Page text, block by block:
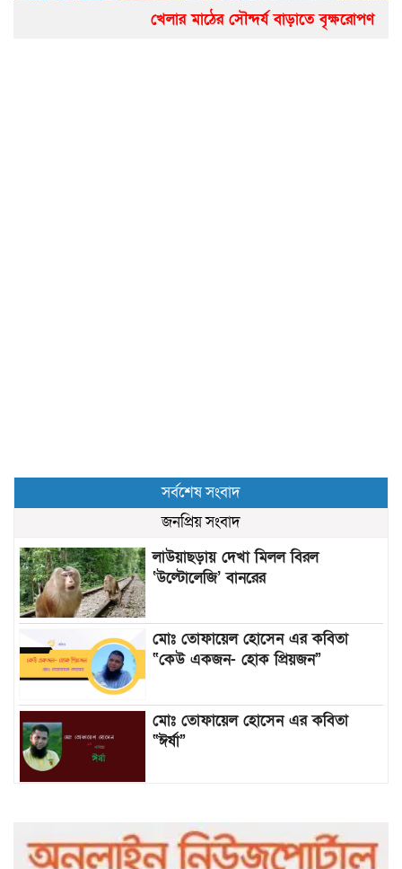
খেলার মাঠের সৌন্দর্য বাড়াতে বৃক্ষরোপণ
সর্বশেষ সংবাদ
জনপ্রিয় সংবাদ
লাউয়াছড়ায় দেখা মিলল বিরল
‘উল্টোলেজি’ বানরের
মোঃ তোফায়েল হোসেন এর কবিতা
“কেউ একজন- হোক প্রিয়জন”
মোঃ তোফায়েল হোসেন এর কবিতা
“ঈর্ষা”
আটকে পড়া ১০ পর্যটককে উদ্ধার করল
পুলিশ ও ফায়ার সার্ভিস